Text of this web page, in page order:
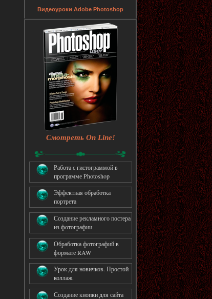
Видеоуроки Adobe Photoshop
Смотреть On Line!
Работа с гистограммой в
программе Photoshop
Эффектная обработка
портрета
Создание рекламного постера
из фотографии
Обработка фотографий в
формате RAW
Урок для новичков. Простой
коллаж.
Создание кнопки для сайта